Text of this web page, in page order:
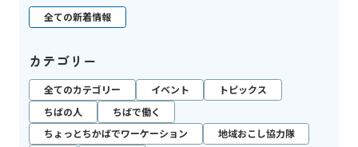
全ての新着情報
カテゴリー
全てのカテゴリー イベント
トピックス
ちばの人
ちばで働く
ちょっとちかばでワーケーション
地域おこし協力隊